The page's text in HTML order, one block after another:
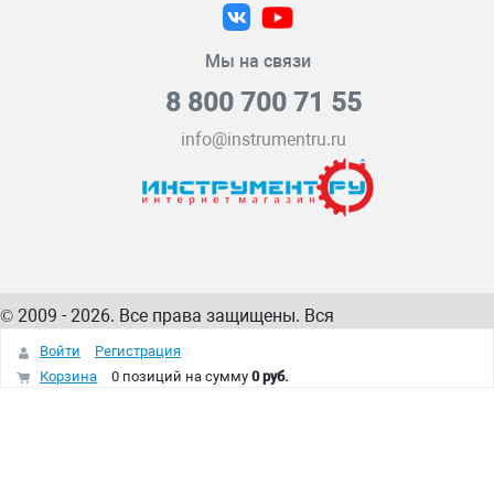
Мы на связи
8 800 700 71 55
info@instrumentru.ru
© 2009 - 2026. Все права защищены. Вся
информация на сайте – собственность
интернет-магазина
Войти
Регистрация
Корзина
0 позиций на сумму 0 руб.